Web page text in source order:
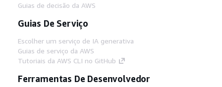
Guias de decisão da AWS
Guias De Serviço
Escolher um serviço de IA generativa
Guias de serviço da AWS
Tutoriais da AWS CLI no GitHub
Ferramentas De Desenvolvedor